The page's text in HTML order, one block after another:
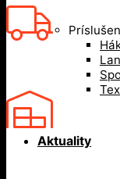
Aktuality